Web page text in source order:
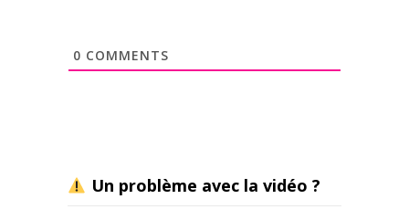
0 COMMENTS
Un problème avec la vidéo ?